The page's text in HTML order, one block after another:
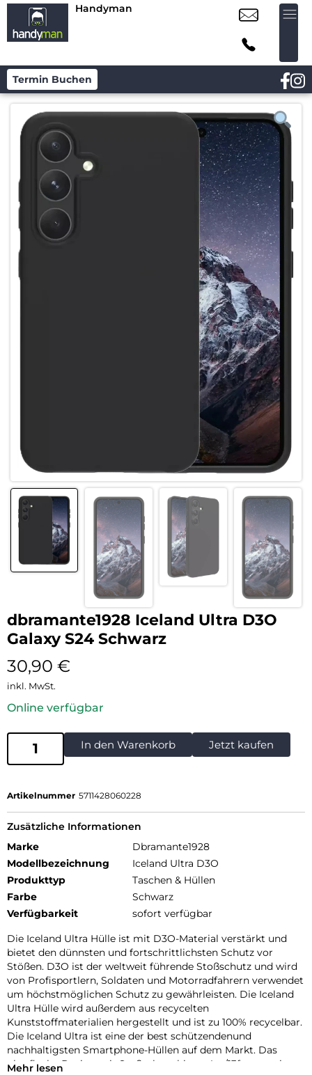
Handyman
Termin Buchen
dbramante1928 Iceland Ultra D3O
Galaxy S24 Schwarz
30,90 €
inkl. MwSt.
Online verfügbar
In den Warenkorb Jetzt kaufen
Artikelnummer 5711428060228
Zusätzliche Informationen
Marke
Dbramante1928
Modellbezeichnung
Iceland Ultra D3O
Produkttyp
Taschen & Hüllen
Farbe
Schwarz
Verfügbarkeit
sofort verfügbar
Die Iceland Ultra Hülle ist mit D3O-Material verstärkt und
bietet den dünnsten und fortschrittlichsten Schutz vor
Stößen. D3O ist der weltweit führende Stoßschutz und wird
von Profisportlern, Soldaten und Motorradfahrern verwendet
um höchstmöglichen Schutz zu gewährleisten. Die Iceland
Ultra Hülle wird außerdem aus recycelten
Kunststoffmaterialien hergestellt und ist zu 100% recycelbar.
Die Iceland Ultra ist eine der best schützendenund
nachhaltigsten Smartphone-Hüllen auf dem Markt. Das
ultraflache Design mit Stoßschutz bis zu 4m/13ft garantiert
Mehr lesen